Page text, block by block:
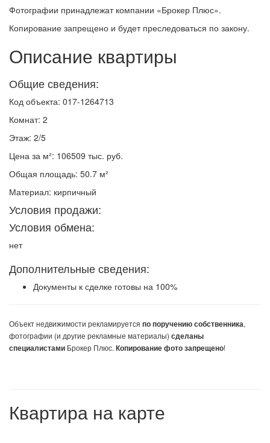
Фотографии принадлежат компании «Брокер Плюс».
Копирование запрещено и будет преследоваться по закону.
Описание квартиры
Общие сведения:
Код объекта: 017-1264713
Комнат: 2
Этаж: 2/5
Цена за м²: 106509 тыс. руб.
Общая площадь: 50.7 м²
Материал: кирпичный
Условия продажи:
Условия обмена:
нет
Дополнительные сведения:
Документы к сделке готовы на 100%
Объект недвижимости рекламируется по поручению собственника,
фотографии (и другие рекламные материалы) сделаны
специалистами Брокер Плюс. Копирование фото запрещено!
Квартира на карте